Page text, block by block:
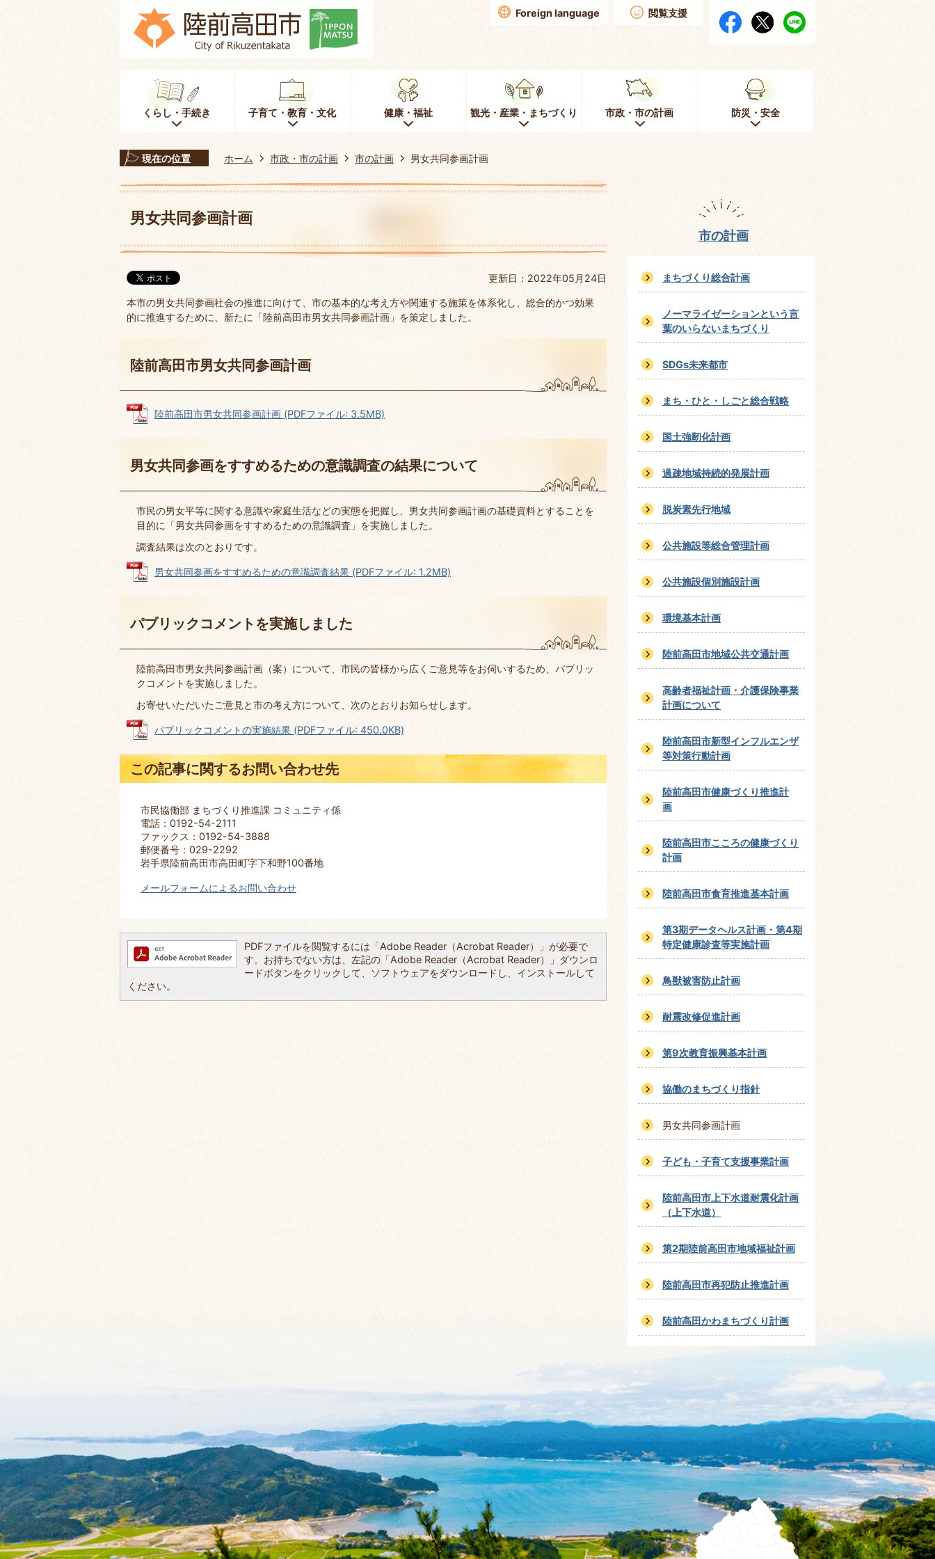
Foreign language 閲覧支援
くらし・手続き 子育て・教育・文化 健康・福祉 観光・産業・まちづくり 市政・市の計画 防災・安全
現在の位置 ホーム 市政・市の計画 市の計画 男女共同参画計画
男女共同参画計画
更新日：2022年05月24日
本市の男女共同参画社会の推進に向けて、市の基本的な考え方や関連する施策を体系化し、総合的かつ効果
的に推進するために、新たに「陸前高田市男女共同参画計画」を策定しました。
陸前高田市男女共同参画計画
陸前高田市男女共同参画計画 (PDFファイル: 3.5MB)
男女共同参画をすすめるための意識調査の結果について
市民の男女平等に関する意識や家庭生活などの実態を把握し、男女共同参画計画の基礎資料とすることを
目的に「男女共同参画をすすめるための意識調査」を実施しました。
調査結果は次のとおりです。
男女共同参画をすすめるための意識調査結果 (PDFファイル: 1.2MB)
パブリックコメントを実施しました
陸前高田市男女共同参画計画（案）について、市民の皆様から広くご意見等をお伺いするため、パブリッ
クコメントを実施しました。
お寄せいただいたご意見と市の考え方について、次のとおりお知らせします。
パブリックコメントの実施結果 (PDFファイル: 450.0KB)
この記事に関するお問い合わせ先
市民協働部 まちづくり推進課 コミュニティ係
電話：0192-54-2111
ファックス：0192-54-3888
郵便番号：029-2292
岩手県陸前高田市高田町字下和野100番地
メールフォームによるお問い合わせ
PDFファイルを閲覧するには「Adobe Reader（Acrobat Reader）」が必要で
す。お持ちでない方は、左記の「Adobe Reader（Acrobat Reader）」ダウンロ
ードボタンをクリックして、ソフトウェアをダウンロードし、インストールして
ください。
市の計画
まちづくり総合計画
ノーマライゼーションという言
葉のいらないまちづくり
SDGs未来都市
まち・ひと・しごと総合戦略
国土強靭化計画
過疎地域持続的発展計画
脱炭素先行地域
公共施設等総合管理計画
公共施設個別施設計画
環境基本計画
陸前高田市地域公共交通計画
高齢者福祉計画・介護保険事業
計画について
陸前高田市新型インフルエンザ
等対策行動計画
陸前高田市健康づくり推進計
画
陸前高田市こころの健康づくり
計画
陸前高田市食育推進基本計画
第3期データヘルス計画・第4期
特定健康診査等実施計画
鳥獣被害防止計画
耐震改修促進計画
第9次教育振興基本計画
協働のまちづくり指針
男女共同参画計画
子ども・子育て支援事業計画
陸前高田市上下水道耐震化計画
（上下水道）
第2期陸前高田市地域福祉計画
陸前高田市再犯防止推進計画
陸前高田かわまちづくり計画